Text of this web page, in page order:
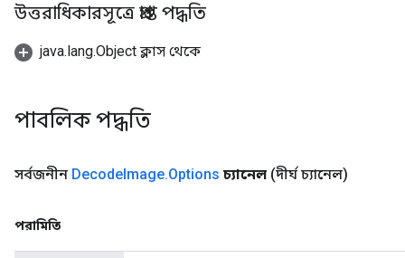
উত্তরাধিকারসূত্রে প্রাপ্ত পদ্ধতি
java.lang.Object ক্লাস থেকে
পাবলিক পদ্ধতি
সর্বজনীন DecodeImage.Options চ্যানেল (দীর্ঘ চ্যানেল)
পরামিতি